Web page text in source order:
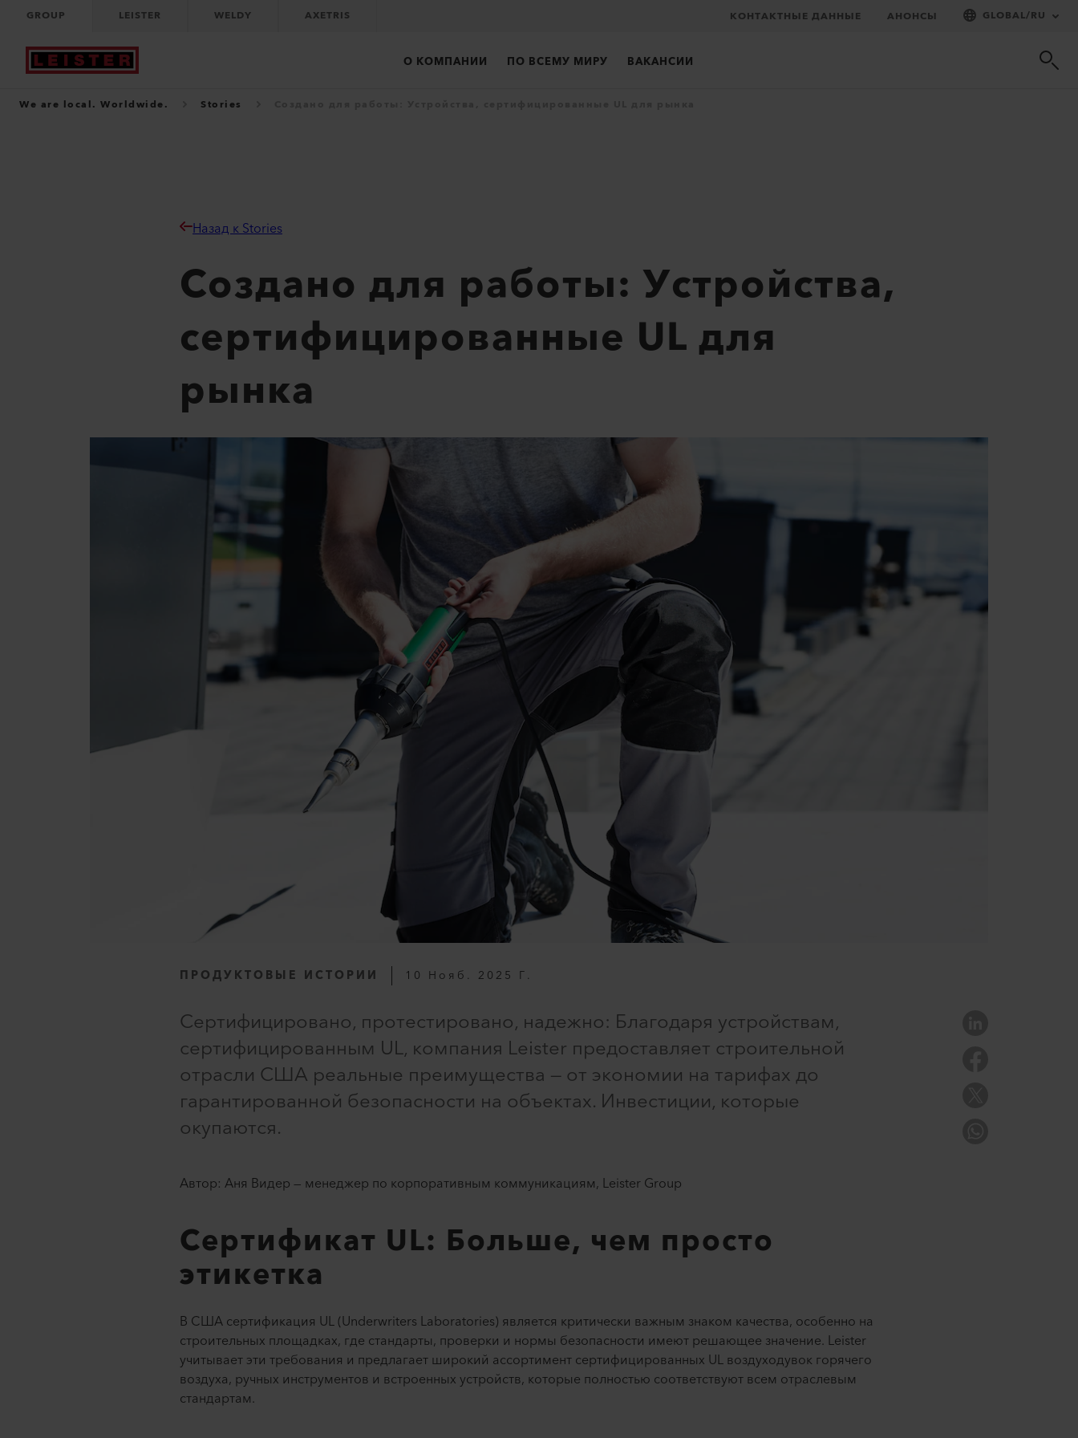
GROUP LEISTER WELDY AXETRIS КОНТАКТНЫЕ ДАННЫЕ АНОНСЫ GLOBAL/RU
О КОМПАНИИ ПО ВСЕМУ МИРУ ВАКАНСИИ
We are local. Worldwide. Stories
Назад к Stories
Создано для работы: Устройства,
сертифицированные UL для
рынка
ПРОДУКТОВЫЕ ИСТОРИИ 10 Нояб. 2025 Г.
Сертифицировано, протестировано, надежно: Благодаря устройствам,
сертифицированным UL, компания Leister предоставляет строительной
отрасли США реальные преимущества — от экономии на тарифах до
гарантированной безопасности на объектах. Инвестиции, которые
окупаются.
Автор: Аня Видер — менеджер по корпоративным коммуникациям, Leister Group​
Сертификат UL: Больше, чем просто
этикетка
В США сертификация UL (Underwriters Laboratories) является критически важным знаком качества, особенно на
строительных площадках, где стандарты, проверки и нормы безопасности имеют решающее значение. Leister
учитывает эти требования и предлагает широкий ассортимент сертифицированных UL воздуходувок горячего
воздуха, ручных инструментов и встроенных устройств, которые полностью соответствуют всем отраслевым
стандартам.​